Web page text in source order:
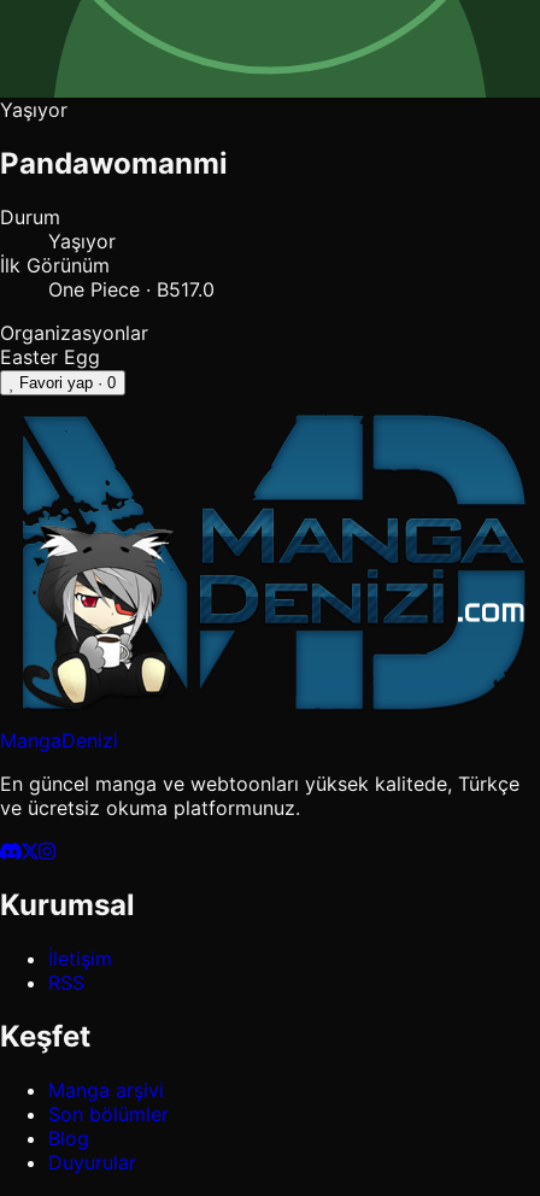
Yaşıyor
Pandawomanmi
Durum
Yaşıyor
İlk Görünüm
One Piece · B517.0
Organizasyonlar
Easter Egg
Favori yap · 0
MangaDenizi
En güncel manga ve webtoonları yüksek kalitede, Türkçe
ve ücretsiz okuma platformunuz.
Kurumsal
İletişim
RSS
Keşfet
Manga arşivi
Son bölümler
Blog
Duyurular